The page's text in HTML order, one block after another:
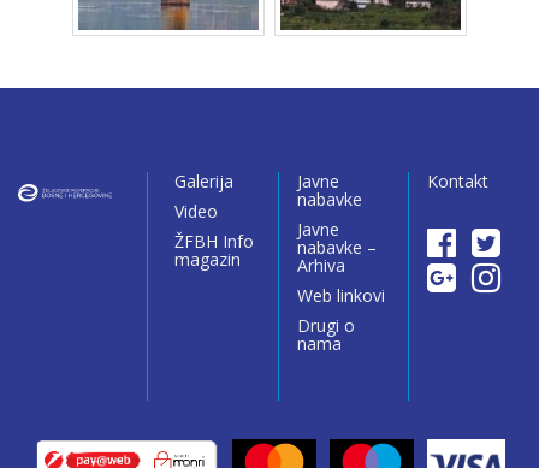
Galerija
Video
ŽFBH Info
magazin
Javne
nabavke
Javne
nabavke –
Arhiva
Web linkovi
Drugi o
nama
Kontakt